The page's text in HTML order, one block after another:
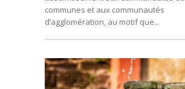
communes et aux communautés
d’agglomération, au motif que...